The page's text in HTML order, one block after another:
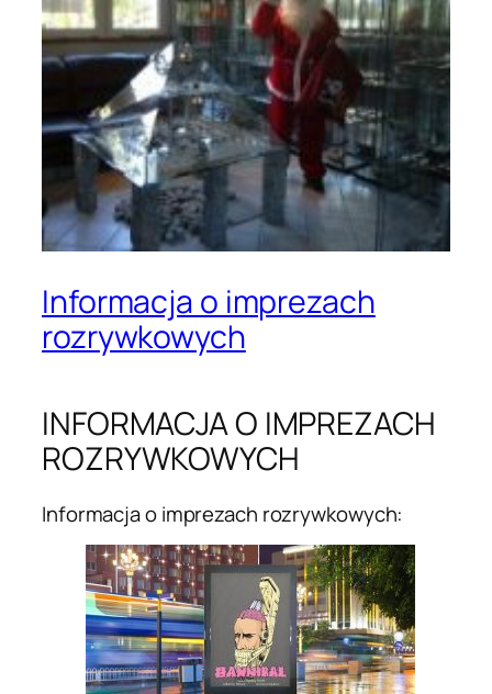
Informacja o imprezach
rozrywkowych
INFORMACJA O IMPREZACH
ROZRYWKOWYCH
Informacja o imprezach rozrywkowych: